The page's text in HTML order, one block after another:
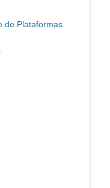
de Plataformas